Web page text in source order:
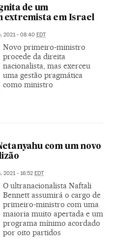
de um
extremista em Israel
2021 - 08:40 EDT
Novo primeiro-ministro
procede da direita
nacionalista, mas exerceu
uma gestão pragmática
como ministro
com um novo
2021 - 16:52 EDT
O ultranacionalista Naftali
Bennett assumirá o cargo de
primeiro-ministro com uma
maioria muito apertada e um
programa mínimo acordado
por oito partidos